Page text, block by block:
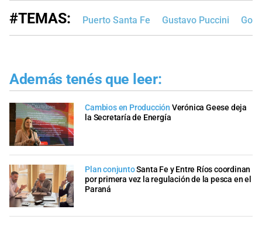
#TEMAS: Puerto Santa Fe Gustavo Puccini
Además tenés que leer:
Cambios en Producción Verónica Geese deja
la Secretaría de Energía
Plan conjuntoSanta Fe y Entre Ríos coordinan
por primera vez la regulación de la pesca en el
Paraná